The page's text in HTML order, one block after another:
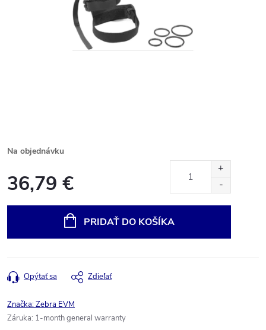
Na objednávku
36,79 €
PRIDAŤ DO KOŠÍKA
Opýtať sa Zdieľať
Značka:Zebra EVM
Záruka: 1-month general warranty